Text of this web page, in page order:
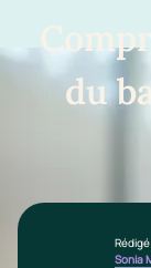
du
Sonia